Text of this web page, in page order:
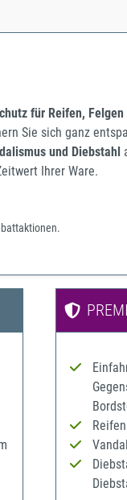
für Reifen,
Sie sich ganz
und Diebstahl
Ihrer Ware.